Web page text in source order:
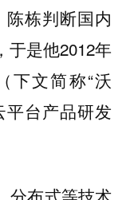
陈栋判断国内
于是他2012年
下文简称“沃
平台产品研发
分布式等技术